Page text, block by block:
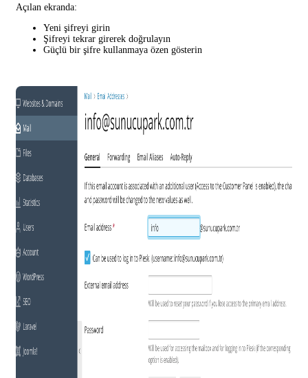
Açılan ekranda:
Yeni şifreyi girin
Şifreyi tekrar girerek doğrulayın
Güçlü bir şifre kullanmaya özen gösterin